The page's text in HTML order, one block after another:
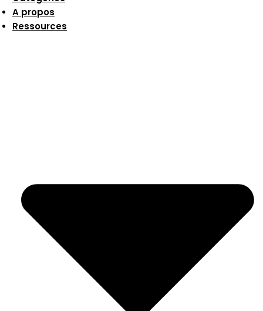
A propos
Ressources